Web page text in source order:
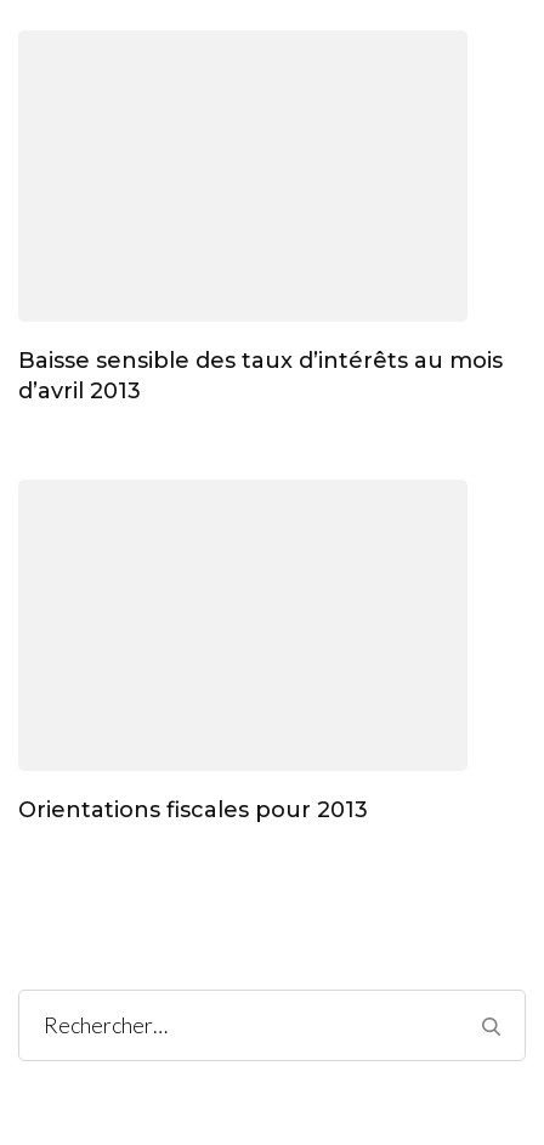
Baisse sensible des taux d’intérêts au mois
d’avril 2013
Orientations fiscales pour 2013
Rechercher :